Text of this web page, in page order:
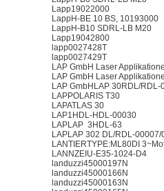
Lapp19022000
LappH-BE 10 BS, 10193000
LappH-B10 SDRL-LB M20
Lapp19042800
lapp0027428T
lapp0027429T
LAP GmbH Laser
LAP GmbH Laser
LAP GmbHLAP 30RDL/
LAPPOLARIS T30
LAPATLAS 30
LAP1HDL-HDL-00030
LAPLAP 3HDL-63
LAPLAP 302 DL/RDL-
LANTIERTYPE:ML80DI
LANNZEIU-E35-1024-D4
landuzzi45000197N
landuzzi45000166N
landuzzi45000163N